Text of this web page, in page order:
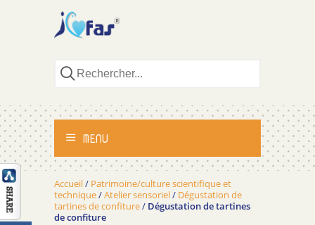
MENU
ACCUEIL
ACTIVITÉS
Accueil/ Patrimoine/culture scientifique et
technique/Atelier sensoriel/ Dégustation de
tartines de confiture/ Dégustation de tartines
de confiture